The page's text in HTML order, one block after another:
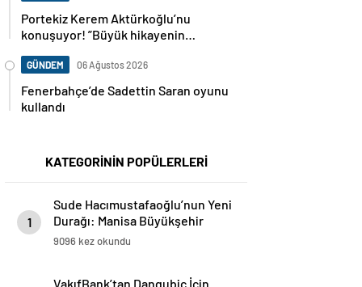
Portekiz Kerem Aktürkoğlu’nu
konuşuyor! ”Büyük hikayenin
GÜNDEM 06 Ağustos 2026
Fenerbahçe’de Sadettin Saran oyunu
kullandı
KATEGORİNİN POPÜLERLERİ
1
Sude Hacımustafaoğlu’nun Yeni
Durağı: Manisa Büyükşehir
Belediyespor!
9096 kez okundu
VakıfBank’tan Dangubic İçin